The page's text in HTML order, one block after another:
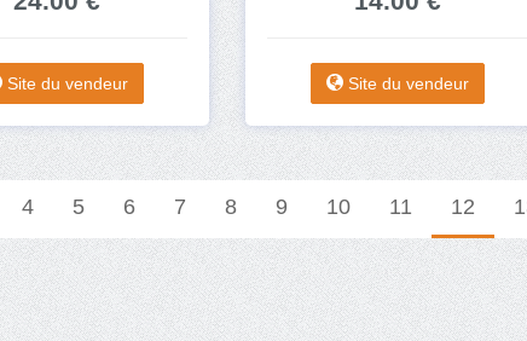
Site du vendeur Site du vendeur
4 5 6 7 8 9 10 11 12